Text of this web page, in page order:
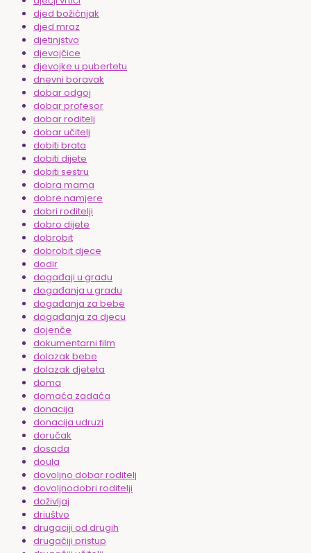
djed božićnjak
djed mraz
djetinjstvo
djevojčice
djevojke u pubertetu
dnevni boravak
dobar odgoj
dobar profesor
dobar roditelj
dobar učitelj
dobiti brata
dobiti dijete
dobiti sestru
dobra mama
dobre namjere
dobri roditelji
dobro dijete
dobrobit
dobrobit djece
dodir
događaji u gradu
događanja u gradu
događanja za bebe
događanja za djecu
dojenče
dokumentarni film
dolazak bebe
dolazak djeteta
doma
domaća zadaća
donacija
donacija udruzi
doručak
dosada
doula
dovoljno dobar roditelj
dovoljnodobri roditelji
doživljaj
driuštvo
drugaciji od drugih
drugačiji pristup